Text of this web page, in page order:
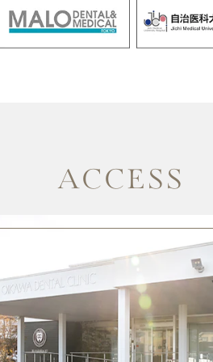
ACCESS